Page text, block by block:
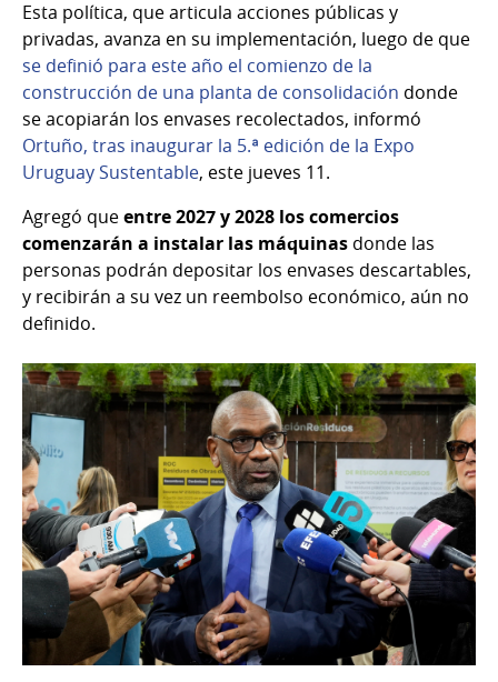
Esta política, que articula acciones públicas y
privadas, avanza en su implementación, luego de que
se definió para este año el comienzo de la
construcción de una planta de consolidación donde
se acopiarán los envases recolectados, informó
Ortuño, tras inaugurar la 5.ª edición de la Expo
Uruguay Sustentable, este jueves 11.
Agregó queentre 2027 y 2028 los comercios
comenzarán a instalar las máquinas donde las
personas podrán depositar los envases descartables,
y recibirán a su vez un reembolso económico, aún no
definido.